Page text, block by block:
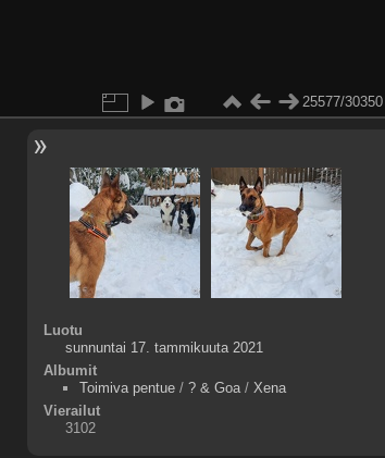
25577/30350
Luotu
sunnuntai 17. tammikuuta 2021
Albumit
Toimiva pentue/ ? & Goa/ Xena
Vierailut
3102